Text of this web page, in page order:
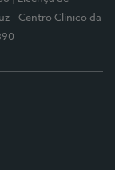
- Centro Clínico da